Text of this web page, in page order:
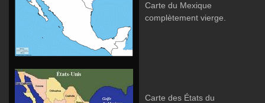
Carte du Mexique
complètement vierge.
Carte des États du